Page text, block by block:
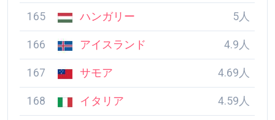
162 カナダ 5.69人
163 オーストラリア 5.59人
164 ドイツ 5.09人
165 ハンガリー 5人